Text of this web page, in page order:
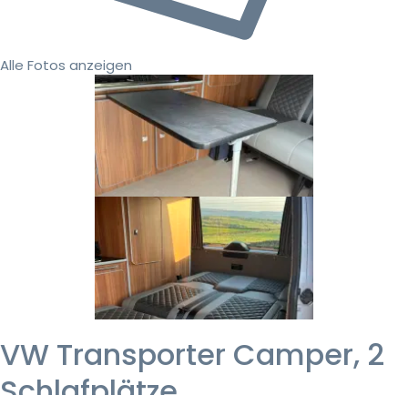
Alle Fotos anzeigen
VW Transporter Camper, 2